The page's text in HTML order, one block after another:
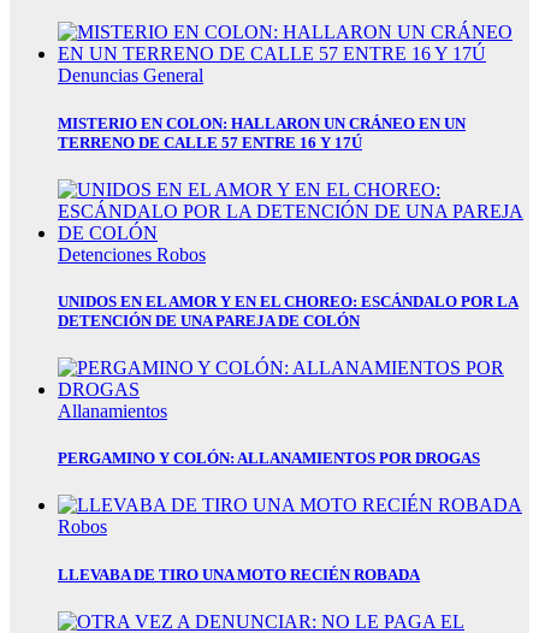
satın al
Review
Ultra
review
Denuncias General
MISTERIO EN COLON: HALLARON UN CRÁNEO EN UN
TERRENO DE CALLE 57 ENTRE 16 Y 17Ú
Detenciones Robos
UNIDOS EN EL AMOR Y EN EL CHOREO: ESCÁNDALO POR LA
DETENCIÓN DE UNA PAREJA DE COLÓN
Allanamientos
PERGAMINO Y COLÓN: ALLANAMIENTOS POR DROGAS
Robos
LLEVABA DE TIRO UNA MOTO RECIÉN ROBADA